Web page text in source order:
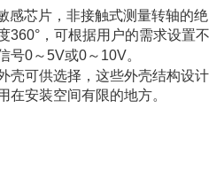
芯片，非接触式测量转轴的绝
360°，可根据用户的需求设置不
号0～5V或0～ 10V。
壳可供选择，这些外壳结构设计
在安装空间有限的地方。